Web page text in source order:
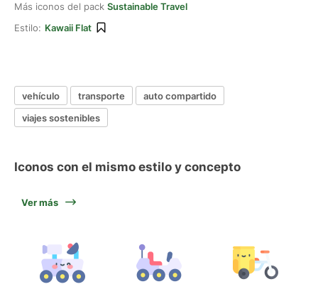
Más iconos del pack Sustainable Travel
Estilo: Kawaii Flat
vehículo transporte
auto compartido
viajes sostenibles
Iconos con el mismo estilo y concepto
Ver más